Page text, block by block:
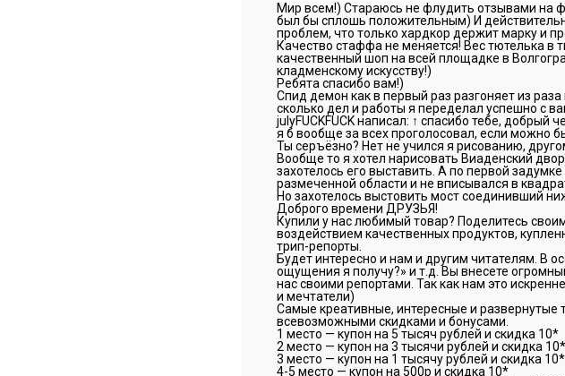
Мир всем!) Стараюсь не флудить отзывами на
был бы сплошь положительным) И
проблем, что только хардкор держит марку и
Качество стаффа не меняется! Вес тютелька в
качественный шоп на всей площадке в
кладменскому искусству!)
Ребята спасибо вам!)
Спид демон как в первый раз разгоняет из
сколько дел и работы я переделал успешно с
julyFUCKFUCK написал: ↑ спасибо тебе, добрый
я б вообще за всех проголосовал, если можно
Ты серъёзно? Нет не учился я рисованию,
Вообще то я хотел нарисовать Виаденский
захотелось его выставить. А по первой
размеченной области и не вписывался в
Но захотелось выстовить мост соединивший
Доброго времени ДРУЗЬЯ!
Купили у нас любимый товар? Поделитесь
воздействием качественных продуктов,
трип-репорты.
Будет интересно и нам и другим читателям. В
ощущения я получу?» и т.д. Вы внесете
нас своими репортами. Так как нам это
и мечтатели)
Самые креативные, интересные и
всевозможными скидками и бонусами.
1 место — купон на 5 тысяч рублей и скидка 10*
2 место — купон на 3 тысячи рублей и скидка 10*
3 место — купон на 1 тысячу рублей и скидка 10*
4-5 место — купон на 500р и скидка 10*